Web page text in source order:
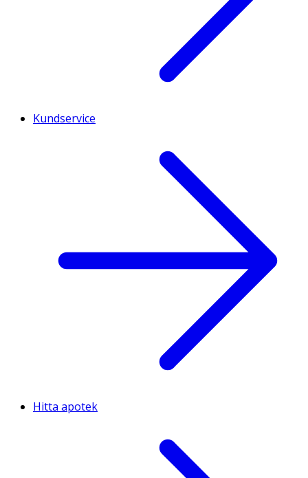
Kundservice
Hitta apotek